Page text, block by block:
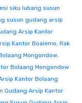
siku lubang susun
susun gudang arsip
Arsip Kantor
Kantor Boalemo, Rak
Mongondow,
Bolaang Mongondow
Kantor Bolaang
Gudang Arsip Kantor